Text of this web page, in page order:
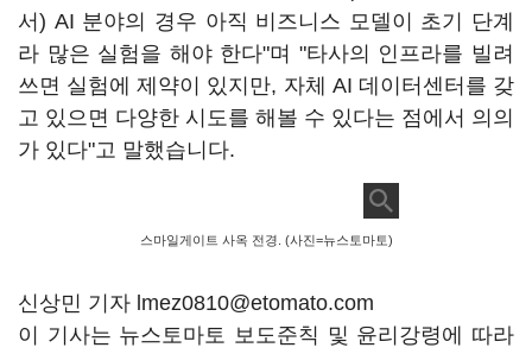
서) AI 분야의 경우 아직 비즈니스 모델이 초기 단계
라 많은 실험을 해야 한다"며 "타사의 인프라를 빌려
쓰면 실험에 제약이 있지만, 자체 AI 데이터센터를 갖
고 있으면 다양한 시도를 해볼 수 있다는 점에서 의의
가 있다"고 말했습니다.
스마일게이트 사옥 전경. (사진=뉴스토마토)
신상민 기자 lmez0810@etomato.com
이 기사는 뉴스토마토 보도준칙 및 윤리강령에 따라